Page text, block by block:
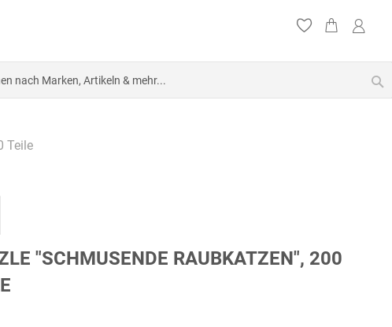
Teile
"SCHMUSENDE RAUBKATZEN", 200